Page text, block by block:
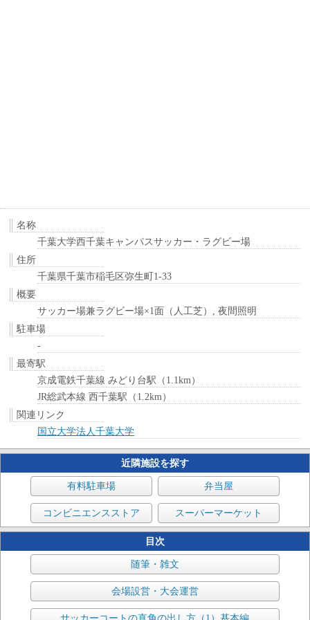
名称
千葉大学西千葉キャンパスサッカー・ラグビー場
住所
千葉県千葉市稲毛区弥生町1-33
概要
サッカー場兼ラグビー場×1面（人工芝）, 夜間照明
駐車場
-
最寄駅
京成電鉄千葉線 みどり台駅（1.1km）
JR総武本線 西千葉駅（1.2km）
関連リンク
国立大学法人千葉大学
近隣施設を探す
有料駐車場 弁当屋
コンビニエンスストア スーパーマーケット
目次
随筆・雑文
会場設営・大会運営